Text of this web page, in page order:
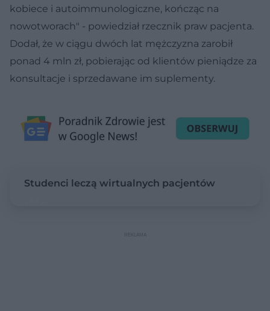
kobiece i autoimmunologiczne, kończąc na
nowotworach" - powiedział rzecznik praw pacjenta.
Dodał, że w ciągu dwóch lat mężczyzna zarobił
ponad 4 mln zł, pobierając od klientów pieniądze za
konsultacje i sprzedawane im suplementy.
Studenci leczą wirtualnych pacjentów